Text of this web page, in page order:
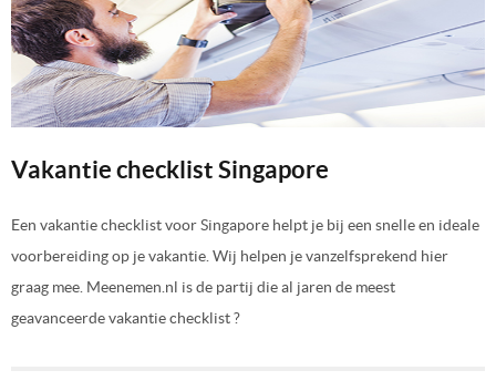
Vakantie checklist Singapore
Een vakantie checklist voor Singapore helpt je bij een snelle en ideale
voorbereiding op je vakantie. Wij helpen je vanzelfsprekend hier
graag mee. Meenemen.nl is de partij die al jaren de meest
geavanceerde vakantie checklist ?